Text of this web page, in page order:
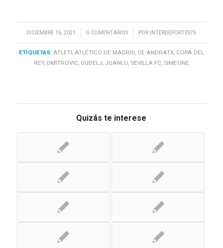
DICIEMBRE 16, 2021
/ 0 COMENTARIOS
/ POR INTERDEPORTES75
ETIQUETAS: ATLETI ATLÉTICO DE MADRID, CE ANDRATX, COPA DEL
REY, DMITROVIC GUDELJ JUANLU SEVILLA FC SIMEONE
Quizás te interese